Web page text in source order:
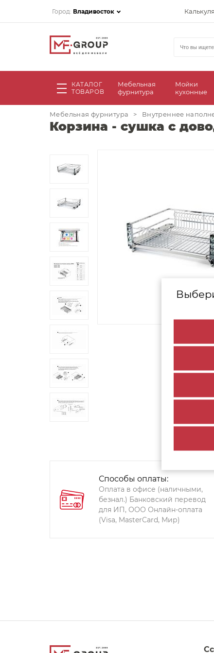
Город: Владивосток
КАТАЛОГ
ТОВАРОВ
Мебельная
фурнитура
Мойки
кухонные
Мебельная фурнитура > Внутреннее
Корзина - сушка с
Способы оплаты:
Оплата в офисе (наличными,
безнал.) Банковский перевод
для ИП, ООО Онлайн-оплата
(Visa, MasterCard, Мир)